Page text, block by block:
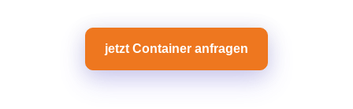
jetzt Container anfragen